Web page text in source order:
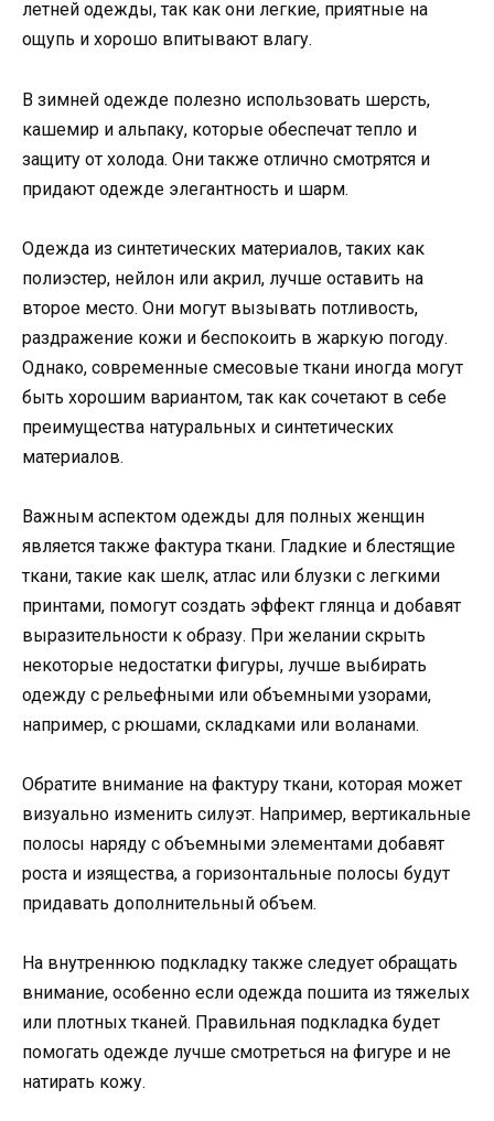
летней одежды, так как они легкие, приятные на
ощупь и хорошо впитывают влагу.
В зимней одежде полезно использовать шерсть,
кашемир и альпаку, которые обеспечат тепло и
защиту от холода. Они также отлично смотрятся и
придают одежде элегантность и шарм.
Одежда из синтетических материалов, таких как
полиэстер, нейлон или акрил, лучше оставить на
второе место. Они могут вызывать потливость,
раздражение кожи и беспокоить в жаркую погоду.
Однако, современные смесовые ткани иногда могут
быть хорошим вариантом, так как сочетают в себе
преимущества натуральных и синтетических
материалов.
Важным аспектом одежды для полных женщин
является также фактура ткани. Гладкие и блестящие
ткани, такие как шелк, атлас или блузки с легкими
принтами, помогут создать эффект глянца и добавят
выразительности к образу. При желании скрыть
некоторые недостатки фигуры, лучше выбирать
одежду с рельефными или объемными узорами,
например, с рюшами, складками или воланами.
Обратите внимание на фактуру ткани, которая может
визуально изменить силуэт. Например, вертикальные
полосы наряду с объемными элементами добавят
роста и изящества, а горизонтальные полосы будут
придавать дополнительный объем.
На внутреннюю подкладку также следует обращать
внимание, особенно если одежда пошита из тяжелых
или плотных тканей. Правильная подкладка будет
помогать одежде лучше смотреться на фигуре и не
натирать кожу.